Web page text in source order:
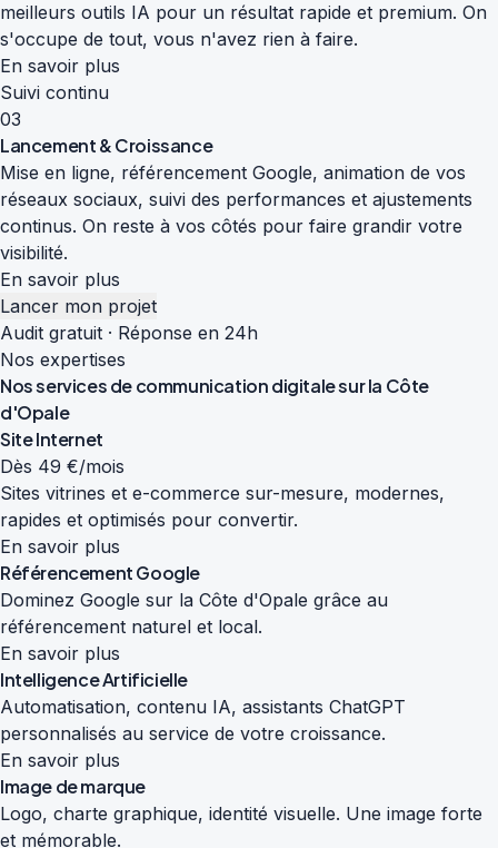
meilleurs outils IA pour un résultat rapide et premium. On
s'occupe de tout, vous n'avez rien à faire.
En savoir plus
Suivi continu
03
Lancement & Croissance
Mise en ligne, référencement Google, animation de vos
réseaux sociaux, suivi des performances et ajustements
continus. On reste à vos côtés pour faire grandir votre
visibilité.
En savoir plus
Lancer mon projet
Audit gratuit · Réponse en 24h
Nos expertises
Nos services decommunication digitalesur la Côte
d'Opale
Site Internet
Dès 49 €/mois
Sites vitrines et e-commerce sur-mesure, modernes,
rapides et optimisés pour convertir.
En savoir plus
Référencement Google
Dominez Google sur la Côte d'Opale grâce au
référencement naturel et local.
En savoir plus
Intelligence Artificielle
Automatisation, contenu IA, assistants ChatGPT
personnalisés au service de votre croissance.
En savoir plus
Image de marque
Logo, charte graphique, identité visuelle. Une image forte
et mémorable.